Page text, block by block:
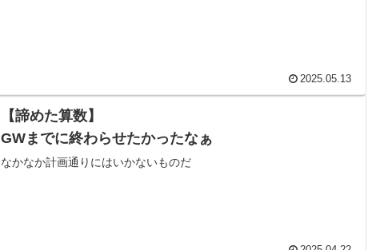
2025.05.13
【諦めた算数】
GWまでに終わらせたかったなぁ
なかなか計画通りにはいかないものだ